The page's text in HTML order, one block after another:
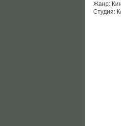
Жанр:
Студия: